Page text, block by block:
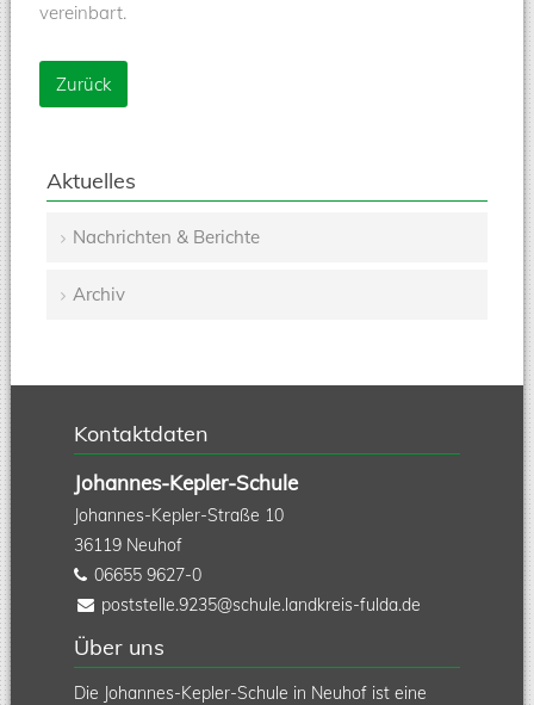
vereinbart.
Zurück
Aktuelles
überspringen
Nachrichten & Berichte
Archiv
Kontaktdaten
Johannes-Kepler-Schule
Johannes-Kepler-Straße 10
36119 Neuhof
06655 9627-0
poststelle.9235@schule.landkreis-fulda.de
Über uns
Die Johannes-Kepler-Schule in Neuhof ist eine